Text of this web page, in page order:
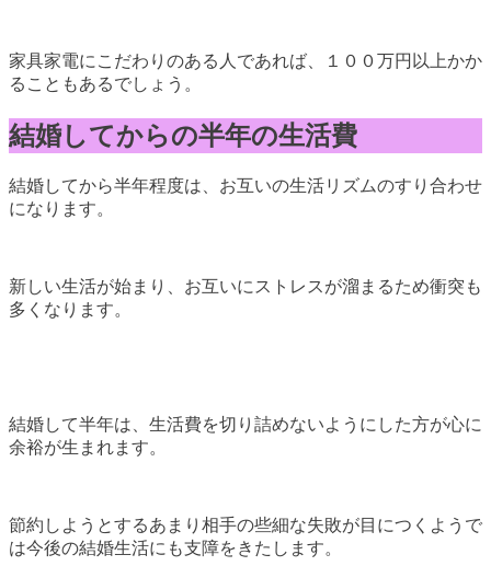
家具家電にこだわりのある人であれば、１００万円以上かか
ることもあるでしょう。
結婚してからの半年の生活費
結婚してから半年程度は、お互いの生活リズムのすり合わせ
になります。
新しい生活が始まり、お互いにストレスが溜まるため衝突も
多くなります。
結婚して半年は、生活費を切り詰めないようにした方が心に
余裕が生まれます。
節約しようとするあまり相手の些細な失敗が目につくようで
は今後の結婚生活にも支障をきたします。